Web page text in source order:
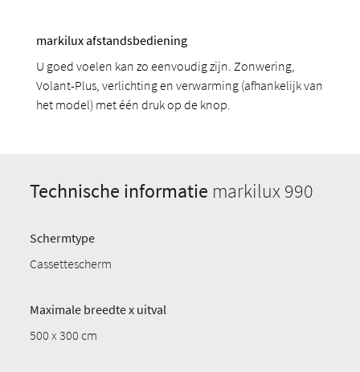
markilux afstandsbediening
U goed voelen kan zo eenvoudig zijn. Zonwering,
Volant-Plus, verlichting en verwarming (afhankelijk van
het model) met één druk op de knop.
Technische informatie markilux 990
Schermtype
Cassettescherm
Maximale breedte x uitval
500 x 300 cm